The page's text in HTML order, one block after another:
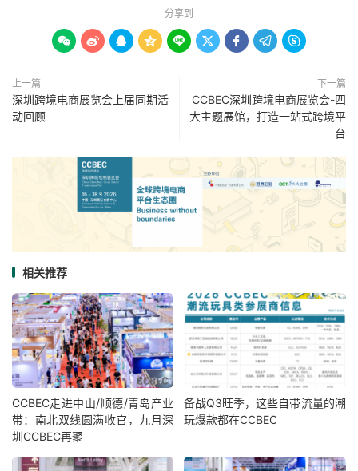
分享到
        
上一篇
深圳跨境电商展览会上届同期活
动回顾
下一篇
CCBEC深圳跨境电商展览会-四
大主题展馆，打造一站式跨境平
台
相关推荐
CCBEC走进中山/顺德/青岛产业
带：南北双线圆满收官，九月深
圳CCBEC再聚
备战Q3旺季，这些自带流量的潮
玩爆款都在CCBEC